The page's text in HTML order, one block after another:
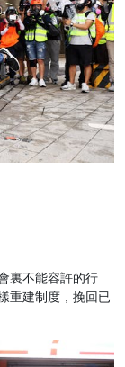
裏不能容許的行
重建制度，挽回已